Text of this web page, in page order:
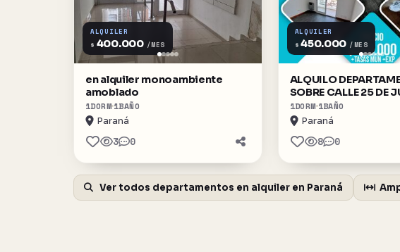
ALQUILER
$ 400.000 /MES
en alquiler monoambiente
amoblado
1DORM 1BAÑO
Paraná
3 0
ALQUILER
$ 450.000 /MES
ALQUILO
SOBRE CALLE 25 DE
1DORM 1BAÑO
Paraná
8 0
Ver todos departamentos en alquiler en Paraná